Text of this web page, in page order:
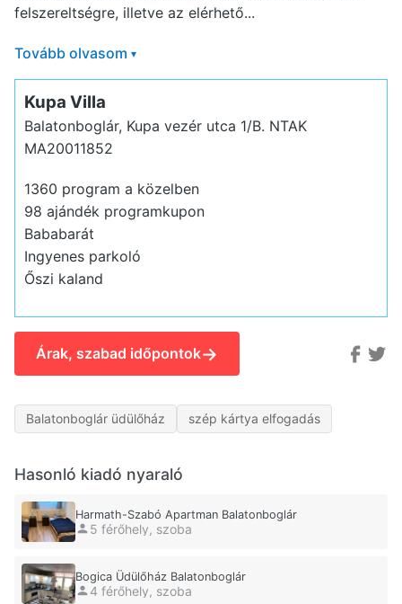
felszereltségre, illetve az elérhető...
Tovább olvasom ▾
Kupa Villa
Balatonboglár, Kupa vezér utca 1/B. NTAK
MA20011852
1360 program a közelben
98 ajándék programkupon
Bababarát
Ingyenes parkoló
Őszi kaland
Árak, szabad időpontok→
Balatonboglár üdülőház szép kártya elfogadás
Hasonló kiadó nyaraló
Harmath-Szabó Apartman Balatonboglár
5 férőhely, szoba
Bogica Üdülőház Balatonboglár
4 férőhely, szoba